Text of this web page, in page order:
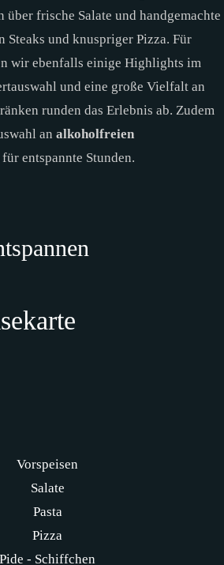
über frische Salate und handgemachte
Steaks und knuspriger Pizza. Für
wir ebenfalls einige Highlights im
und eine große Vielfalt an
runden das Erlebnis ab. Zudem
an alkoholfreien
für entspannte Stunden.
Vorspeisen
Salate
Pasta
Pizza
Pide - Schiffchen